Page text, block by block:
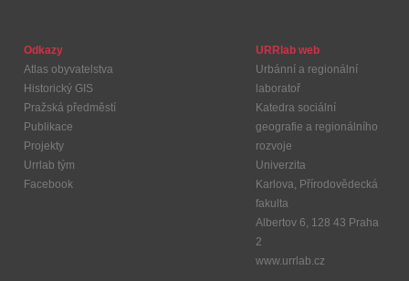
Odkazy
Atlas obyvatelstva
Historický GIS
Pražská předměstí
Publikace
Projekty
Urrlab tým
Facebook
URRlab web
Urbánní a regionální
laboratoř
Katedra sociální
geografie a regionálního
rozvoje
Univerzita
Karlova, Přírodovědecká
fakulta
Albertov 6, 128 43 Praha
2
www.urrlab.cz